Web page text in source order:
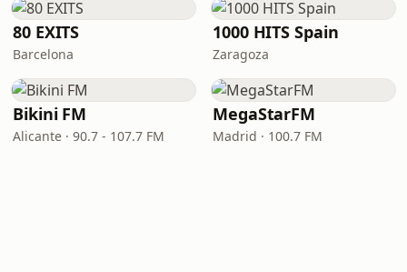
80 EXITS
Barcelona
1000 HITS Spain
Zaragoza
Bikini FM
Alicante · 90.7 - 107.7 FM
MegaStarFM
Madrid · 100.7 FM